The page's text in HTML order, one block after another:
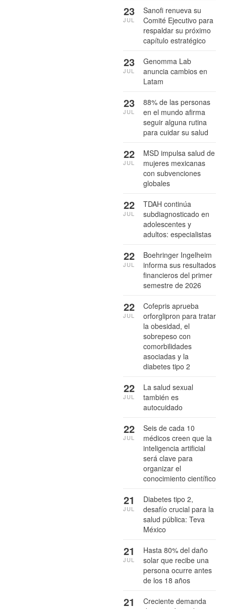
Sanofi renueva su
Comité Ejecutivo para
respaldar su próximo
capítulo estratégico
23
JUL
Genomma Lab
anuncia cambios en
Latam
23
JUL
88% de las personas
en el mundo afirma
seguir alguna rutina
para cuidar su salud
23
JUL
MSD impulsa salud de
mujeres mexicanas
con subvenciones
globales
22
JUL
TDAH continúa
subdiagnosticado en
adolescentes y
adultos: especialistas
22
JUL
Boehringer Ingelheim
informa sus resultados
financieros del primer
semestre de 2026
22
JUL
Cofepris aprueba
orforglipron para tratar
la obesidad, el
sobrepeso con
comorbilidades
asociadas y la
diabetes tipo 2
22
JUL
La salud sexual
también es
autocuidado
22
JUL
Seis de cada 10
médicos creen que la
inteligencia artificial
será clave para
organizar el
conocimiento científico
22
JUL
Diabetes tipo 2,
desafío crucial para la
salud pública: Teva
México
21
JUL
Hasta 80% del daño
solar que recibe una
persona ocurre antes
de los 18 años
21
JUL
Creciente demanda
21